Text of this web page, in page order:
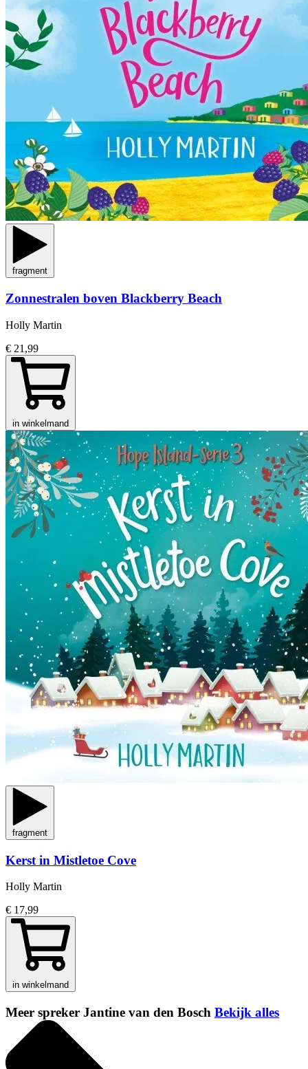
fragment
Zonnestralen boven Blackberry Beach
Holly Martin
€ 21,99
in winkelmand
fragment
Kerst in Mistletoe Cove
Holly Martin
€ 17,99
in winkelmand
Meer spreker Jantine van den Bosch Bekijk alles